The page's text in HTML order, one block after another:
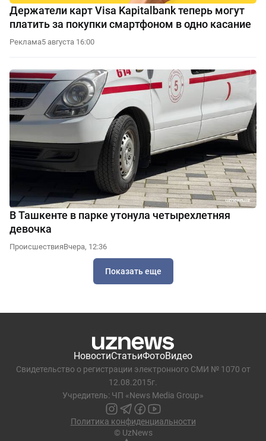
Держатели карт Visa Kapitalbank теперь могут
платить за покупки смартфоном в одно касание
Реклама5 августа 16:00
В Ташкенте в парке утонула четырехлетняя
девочка
ПроисшествияВчера, 12:36
Показать еще
НовостиСтатьиФотоВидео
Свидетельство о регистрации электронного СМИ № 1070 от
12.08.2015г.
Учредитель: ЧП «News Media Group»
Политика конфиденциальности
© UzNews